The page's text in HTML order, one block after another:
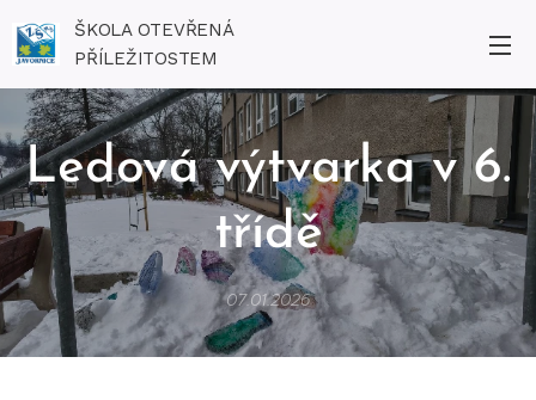
ŠKOLA OTEVŘENÁ
PŘÍLEŽITOSTEM
Ledová výtvarka v 6.
třídě
07.01.2026